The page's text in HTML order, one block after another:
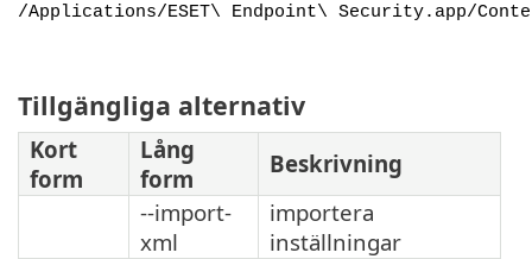
/Applications/ESET\ Endpoint\ Security.app/
Tillgängliga alternativ
Kort
form
Lång
form
Beskrivning
--import-
xml
importera
inställningar